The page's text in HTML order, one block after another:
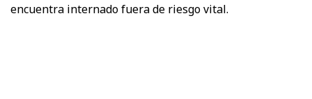
encuentra internado fuera de riesgo vital.